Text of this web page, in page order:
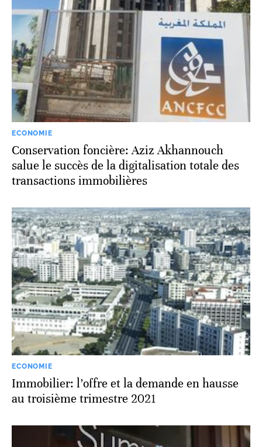
ECONOMIE
Conservation foncière: Aziz Akhannouch
salue le succès de la digitalisation totale des
transactions immobilières
ECONOMIE
Immobilier: l’offre et la demande en hausse
au troisième trimestre 2021